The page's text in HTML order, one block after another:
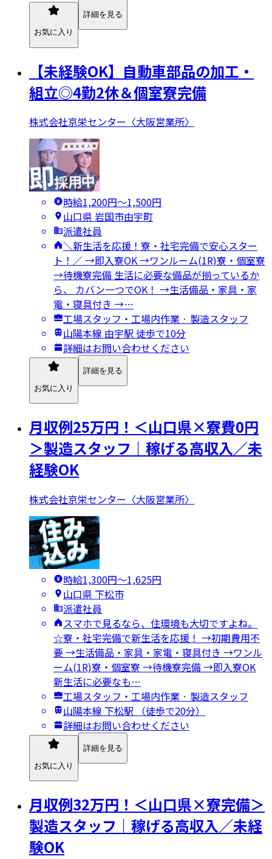
お気に入り
詳細を見る
【未経験OK】自動車部品の加工・
組立◎4勤2休＆個室寮完備
株式会社京栄センター〈大阪営業所〉
時給1,200円〜1,500円
山口県 岩国市由宇町
派遣社員
＼新生活を応援！寮・社宅完備で安心スター
ト！／ →即入寮OK →ワンルーム(1R)寮・個室寮
→待機寮完備 生活に必要な備品が揃っているか
ら、 カバン一つでOK！ →生活備品・家具・家
電・寝具付き →…
工場スタッフ・工場内作業 · 製造スタッフ
山陽本線 由宇駅 徒歩で10分
詳細はお問い合わせください
お気に入り
詳細を見る
月収例25万円！＜山口県×寮費0円
＞製造スタッフ｜稼げる高収入／未
経験OK
株式会社京栄センター〈大阪営業所〉
時給1,300円〜1,625円
山口県 下松市
派遣社員
スマホで見るなら、住環境も大切ですよね。
☆寮・社宅完備で新生活を応援！ →初期費用不
要 →生活備品・家具・家電・寝具付き →ワンル
ーム(1R)寮・個室寮 →待機寮完備 →即入寮OK
新生活に必要なも…
工場スタッフ・工場内作業 · 製造スタッフ
山陽本線 下松駅 （徒歩で20分）
詳細はお問い合わせください
お気に入り
詳細を見る
月収例32万円！＜山口県×寮完備＞
製造スタッフ｜稼げる高収入／未経
験OK